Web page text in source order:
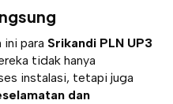
ini para Srikandi PLN UP3
tidak hanya
instalasi, tetapi juga
dan